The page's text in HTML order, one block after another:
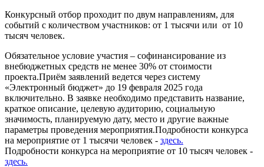
Конкурсный отбор проходит по двум направлениям, для
событий с количеством участников: от 1 тысячи или от 10
тысяч человек.
Обязательное условие участия – софинансирование из
внебюджетных средств не менее 30% от стоимости
проекта.Приём заявлений ведется через систему
«Электронный бюджет» до 19 февраля 2025 года
включительно. В заявке необходимо представить название,
краткое описание, целевую аудиторию, социальную
значимость, планируемую дату, место и другие важные
параметры проведения мероприятия.Подробности конкурса
на мероприятие от 1 тысячи человек - здесь.
Подробности конкурса на мероприятие от 10 тысяч человек -
здесь.